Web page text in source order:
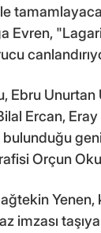
Evren,
Ebru
Ercan,
bulunduğu
Orçun
Yenen,
imzası